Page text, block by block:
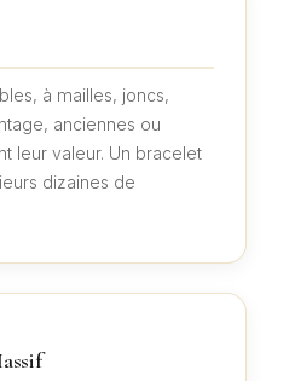
à mailles, joncs,
anciennes ou
leur valeur. Un bracelet
dizaines de